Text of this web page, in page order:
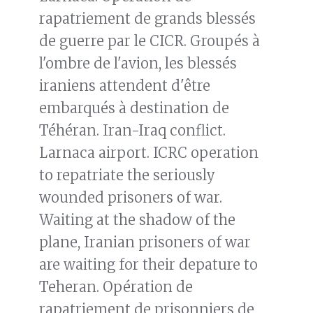
rapatriement de grands blessés
de guerre par le CICR. Groupés à
l'ombre de l'avion, les blessés
iraniens attendent d'être
embarqués à destination de
Téhéran. Iran-Iraq conflict.
Larnaca airport. ICRC operation
to repatriate the seriously
wounded prisoners of war.
Waiting at the shadow of the
plane, Iranian prisoners of war
are waiting for their depature to
Teheran. Opération de
rapatriement de prisonniers de